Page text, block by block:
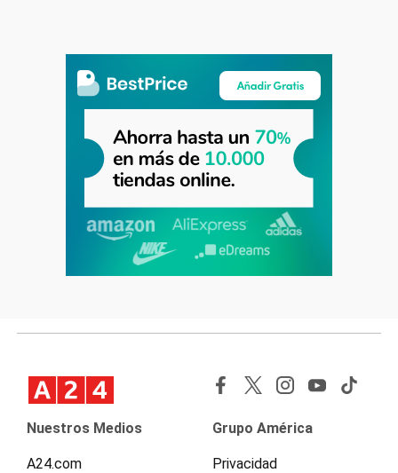
Nuestros Medios
A24.com
Grupo América
Privacidad